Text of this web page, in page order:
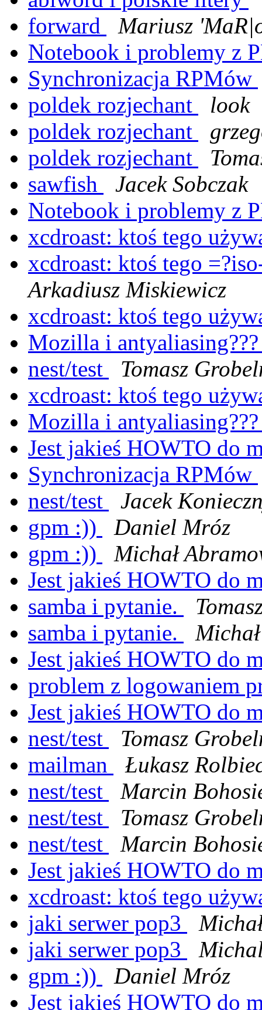
forward
Mariusz
Notebook i problemy z
Synchronizacja RPMów
poldek rozjechant
look
poldek rozjechant
poldek rozjechant
sawfish
Jacek Sobczak
Notebook i problemy z
xcdroast: ktoś tego
xcdroast: ktoś tego
Arkadiusz Miskiewicz
xcdroast: ktoś tego
Mozilla i
nest/test
Tomasz
xcdroast: ktoś tego
Mozilla i
Jest jakieś HOWTO do
Synchronizacja RPMów
nest/test
Jacek
gpm :))
Daniel Mróz
gpm :))
Michał
Jest jakieś HOWTO do
samba i pytanie.
samba i pytanie.
Jest jakieś HOWTO do
problem z logowaniem
Jest jakieś HOWTO do
nest/test
Tomasz
mailman
Łukasz
nest/test
Marcin
nest/test
Tomasz
nest/test
Marcin
Jest jakieś HOWTO do
xcdroast: ktoś tego
jaki serwer pop3
jaki serwer pop3
gpm :))
Daniel Mróz
Jest jakieś HOWTO do